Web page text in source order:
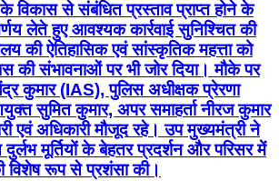
विकास से संबंधित प्रस्ताव प्राप्त होने के
लेते हुए आवश्यक कार्रवाई सुनिश्चित की
की ऐतिहासिक एवं सांस्कृतिक महत्ता को
की संभावनाओं पर भी जोर दिया। मौके पर
कुमार (IAS), पुलिस अधीक्षक प्रेरणा
सुमित कुमार, अपर समाहर्ता नीरज कुमार
एवं अधिकारी मौजूद रहे। उप मुख्यमंत्री ने
मूर्तियों के बेहतर प्रदर्शन और परिसर में
विशेष रूप से प्रशंसा की।